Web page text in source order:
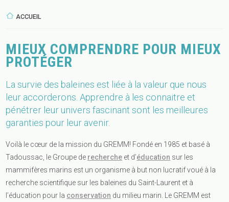
ACCUEIL
MIEUX COMPRENDRE POUR MIEUX
PROTÉGER
La survie des baleines est liée à la valeur que nous
leur accorderons. Apprendre à les connaitre et
pénétrer leur univers fascinant sont les meilleures
garanties pour leur avenir.
Voilà le cœur de la mission du GREMM! Fondé en 1985 et basé à
Tadoussac, le Groupe de recherche et d’éducation sur les
mammifères marins est un organisme à but non lucratif voué à la
recherche scientifique sur les baleines du Saint-Laurent et à
l’éducation pour la conservation du milieu marin. Le GREMM est